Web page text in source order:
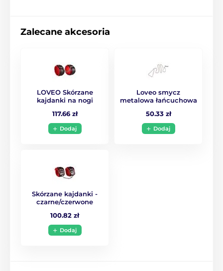
Zalecane akcesoria
LOVEO Skórzane
kajdanki na nogi
117.66 zł
Dodaj
Loveo smycz
metalowa łańcuchowa
50.33 zł
Dodaj
Skórzane kajdanki -
czarne/czerwone
100.82 zł
Dodaj